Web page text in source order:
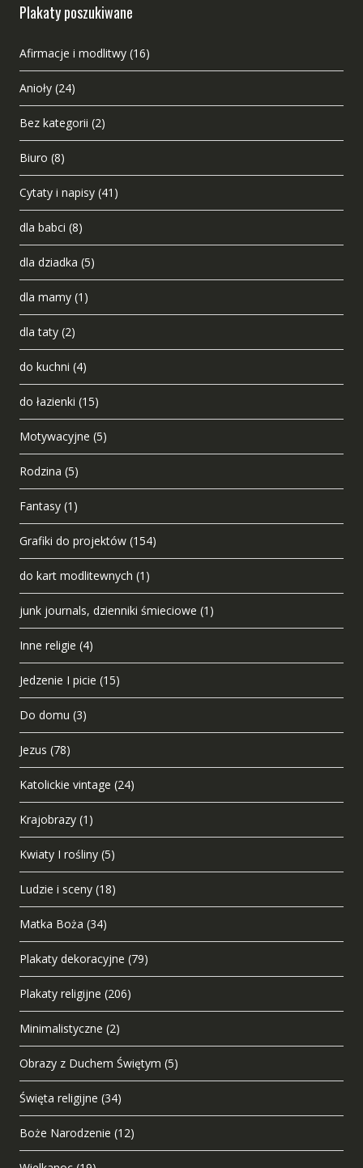
Plakaty poszukiwane
Afirmacje i modlitwy (16)
Anioły (24)
Bez kategorii (2)
Biuro (8)
Cytaty i napisy (41)
dla babci (8)
dla dziadka (5)
dla mamy (1)
dla taty (2)
do kuchni (4)
do łazienki (15)
Motywacyjne (5)
Rodzina (5)
Fantasy (1)
Grafiki do projektów (154)
do kart modlitewnych (1)
junk journals, dzienniki śmieciowe (1)
Inne religie (4)
Jedzenie I picie (15)
Do domu (3)
Jezus (78)
Katolickie vintage (24)
Krajobrazy (1)
Kwiaty I rośliny (5)
Ludzie i sceny (18)
Matka Boża (34)
Plakaty dekoracyjne (79)
Plakaty religijne (206)
Minimalistyczne (2)
Obrazy z Duchem Świętym (5)
Święta religijne (34)
Boże Narodzenie (12)